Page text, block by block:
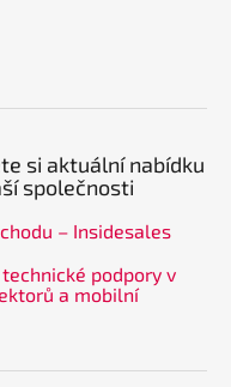
si aktuální nabídku
společnosti
– Insidesales
podpory v
a mobilní